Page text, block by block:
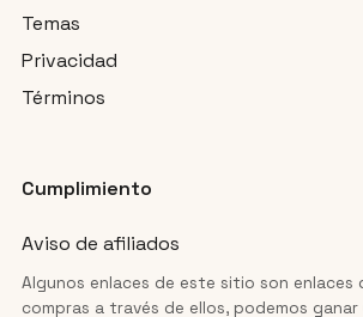
Temas
Privacidad
Términos
Cumplimiento
Aviso de afiliados
Algunos enlaces de este sitio son enlaces
compras a través de ellos, podemos ganar